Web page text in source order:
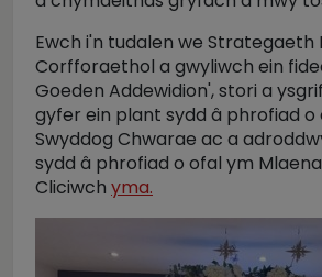
Ewch i'n tudalen we Strategaeth
Corfforaethol a gwyliwch ein
Goeden Addewidion', stori a
gyfer ein plant sydd â phrofiad o
Swyddog Chwarae ac a
sydd â phrofiad o ofal ym
Cliciwch yma.